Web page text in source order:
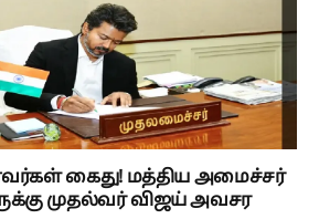
கைது! மத்திய அமைச்சர்
முதல்வர் விஜய் அவசர